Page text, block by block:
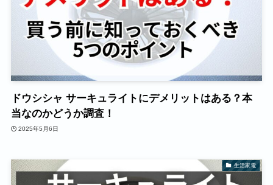
ドウシシャ サーキュライトにデメリットはある？本
当なのかどうか調査！
2025年5月6日
生活家電